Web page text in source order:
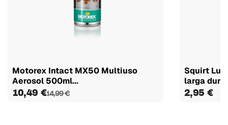
Motorex Intact MX50 Multiuso
Aerosol 500ml...
10,49 €14,99 €
Squirt
larga
2,95 €